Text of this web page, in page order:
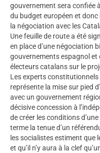
gouvernement sera confiée
du budget européen et
la négociation avec les
Une feuille de route a été
en place d’une négociation
gouvernements espagnol
électeurs catalans sur le
Les experts constitutionnels
représente la mise sur pied
avec un gouvernement
décisive concession à
de créer les conditions
terme la tenue d’un
les socialistes estiment que
et qu’il n’y aura à la clef